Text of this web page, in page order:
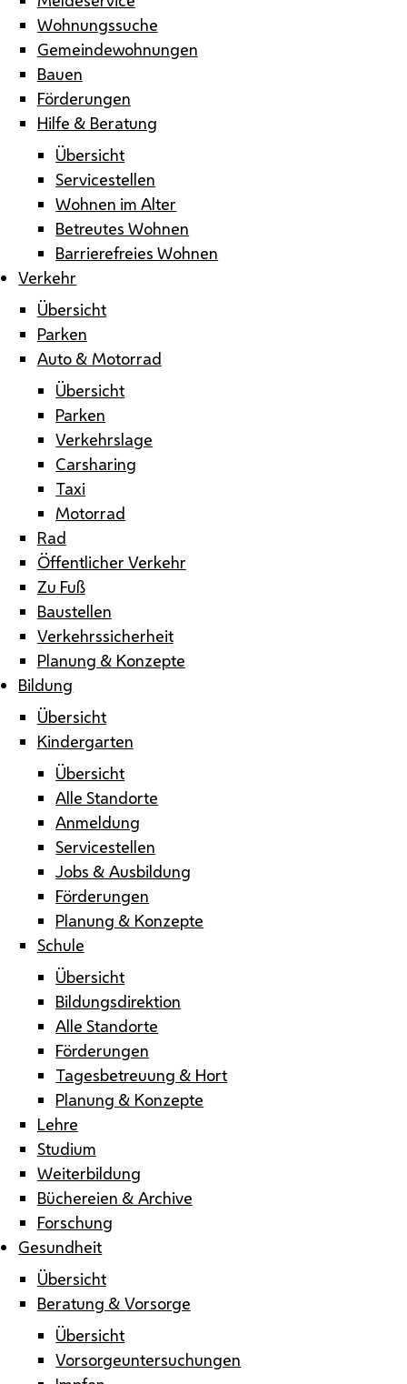
Wohnungssuche
Gemeindewohnungen
Bauen
Förderungen
Hilfe & Beratung
Übersicht
Servicestellen
Wohnen im Alter
Betreutes Wohnen
Barrierefreies Wohnen
Verkehr
Übersicht
Parken
Auto & Motorrad
Übersicht
Parken
Verkehrslage
Carsharing
Taxi
Motorrad
Rad
Öffentlicher Verkehr
Zu Fuß
Baustellen
Verkehrssicherheit
Planung & Konzepte
Bildung
Übersicht
Kindergarten
Übersicht
Alle Standorte
Anmeldung
Servicestellen
Jobs & Ausbildung
Förderungen
Planung & Konzepte
Schule
Übersicht
Bildungsdirektion
Alle Standorte
Förderungen
Tagesbetreuung & Hort
Planung & Konzepte
Lehre
Studium
Weiterbildung
Büchereien & Archive
Forschung
Gesundheit
Übersicht
Beratung & Vorsorge
Übersicht
Vorsorgeuntersuchungen